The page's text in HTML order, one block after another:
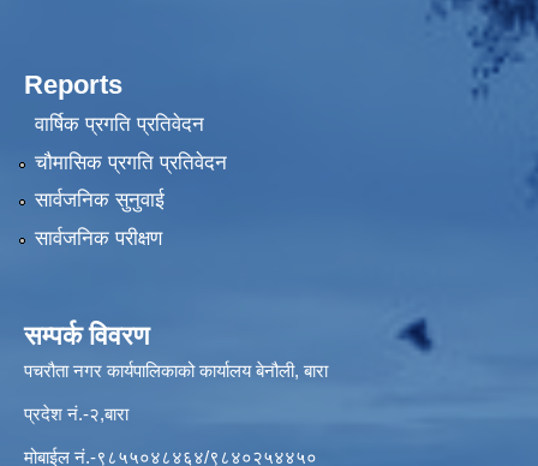
Reports
वार्षिक प्रगति प्रतिवेदन
चौमासिक प्रगति प्रतिवेदन
सार्वजनिक सुनुवाई
सार्वजनिक परीक्षण
सम्पर्क विवरण
पचरौता नगर कार्यपालिकाको कार्यालय बेनौली, बारा
प्रदेश नं.-२,बारा
मोबाईल नं.-९८५५०४८४६४/९८४०२५४४५०